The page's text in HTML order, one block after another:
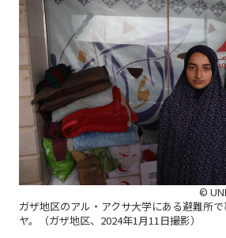
©
ガザ地区のアル・アクサ大学にある避難所
ヤ。（ガザ地区、2024年1月11日撮影）